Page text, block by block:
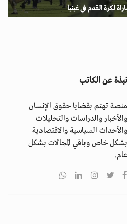
لكرة القدم في غينيا
نبذة عن الكاتب
منصة تهتم بقضايا حقوق الإنسان
والأخبار والدراسات والتحليلات
والأحداث السياسية والاقتصادية
بشكل خاص وباقي المجالات بشكل
عام.